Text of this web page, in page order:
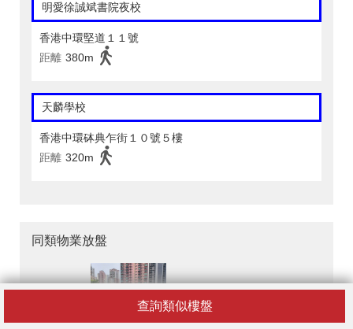
查詢類似樓盤
明愛徐誠斌書院夜校
香港中環堅道１１號
距離 380m
天麟學校
香港中環砵典乍街１０號５樓
距離 320m
同類物業放盤